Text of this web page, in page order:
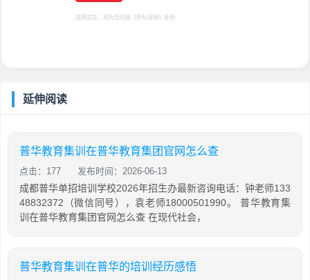
选择提交，视为您同意 《隐私保障》 条例
延伸阅读
普华教育集训在普华教育集团官网怎么查
点击：177 发布时间：2026-06-13
成都普华单招培训学校2026年招生办最新咨询电话：钟老师133
48832372（微信同号），袁老师18000501990。 普华教育集
训在普华教育集团官网怎么查 在现代社会，
普华教育集训在普华的培训经历感悟